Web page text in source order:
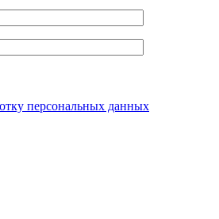
персональных данных